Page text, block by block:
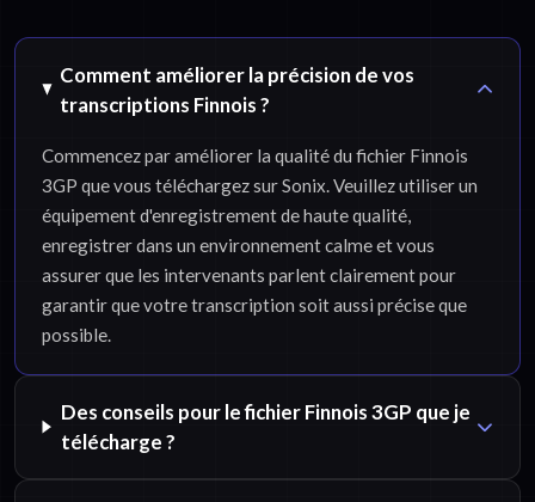
Comment améliorer la précision de vos
transcriptions Finnois ?
Commencez par améliorer la qualité du fichier Finnois
3GP que vous téléchargez sur Sonix. Veuillez utiliser un
équipement d'enregistrement de haute qualité,
enregistrer dans un environnement calme et vous
assurer que les intervenants parlent clairement pour
garantir que votre transcription soit aussi précise que
possible.
Des conseils pour le fichier Finnois 3GP que je
télécharge ?